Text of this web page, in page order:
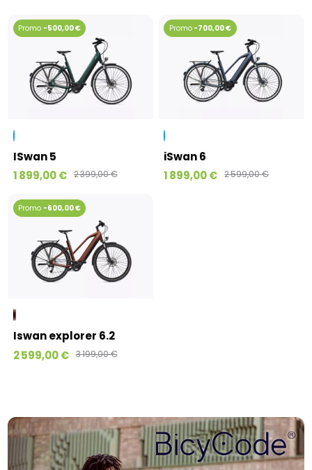
-500,00 €
ISwan 5
1 899,00 € 2 399,00 €
-700,00 €
iSwan 6
1 899,00 €
2 599,00 €
-600,00 €
Iswan explorer 6.2
2 599,00 € 3 199,00 €